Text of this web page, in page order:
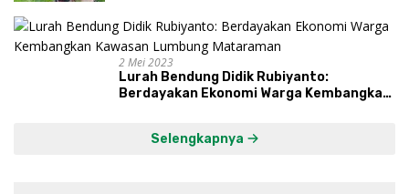
2 Mei 2023
Lurah Bendung Didik Rubiyanto:
Berdayakan Ekonomi Warga Kembangkan
Selengkapnya